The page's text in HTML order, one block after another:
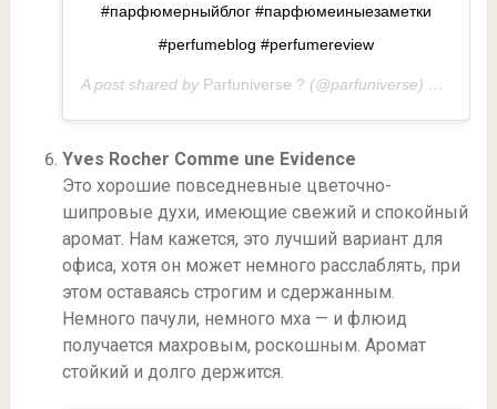
#парфюмерныйблог #парфюмеиныезаметки
#perfumeblog #perfumereview
A post shared by Parfuniverse ? (@parfuniverse) on
Yves Rocher Comme une Evidence
Это хорошие повседневные цветочно-
шипровые духи, имеющие свежий и спокойный
аромат. Нам кажется, это лучший вариант для
офиса, хотя он может немного расслаблять, при
этом оставаясь строгим и сдержанным.
Немного пачули, немного мха — и флюид
получается махровым, роскошным. Аромат
стойкий и долго держится.